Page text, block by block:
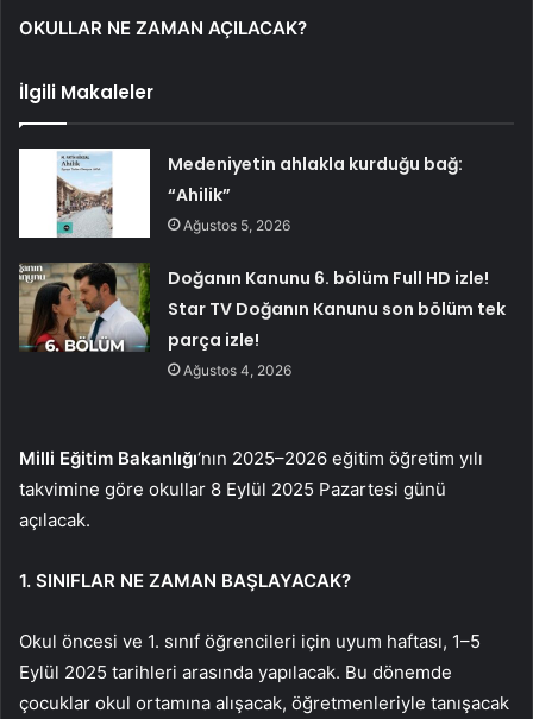
OKULLAR NE ZAMAN AÇILACAK?
İlgili Makaleler
Medeniyetin ahlakla kurduğu bağ:
“Ahilik”
Ağustos 5, 2026
Doğanın Kanunu 6. bölüm Full HD izle!
Star TV Doğanın Kanunu son bölüm tek
parça izle!
Ağustos 4, 2026
Milli Eğitim Bakanlığı‘nın 2025–2026 eğitim öğretim yılı
takvimine göre okullar 8 Eylül 2025 Pazartesi günü
açılacak.
1. SINIFLAR NE ZAMAN BAŞLAYACAK?
Okul öncesi ve 1. sınıf öğrencileri için uyum haftası, 1–5
Eylül 2025 tarihleri arasında yapılacak. Bu dönemde
çocuklar okul ortamına alışacak, öğretmenleriyle tanışacak